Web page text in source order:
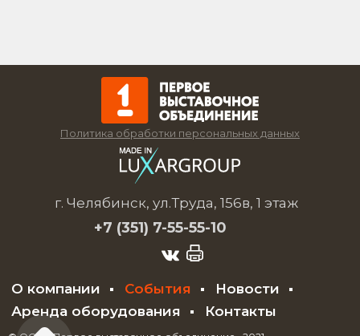
Политика обработки персональных данных
г. Челябинск, ул.Труда, 156в, 1 этаж
+7 (351) 7-55-55-10
О компании События
Новости
Аренда оборудования
Контакты